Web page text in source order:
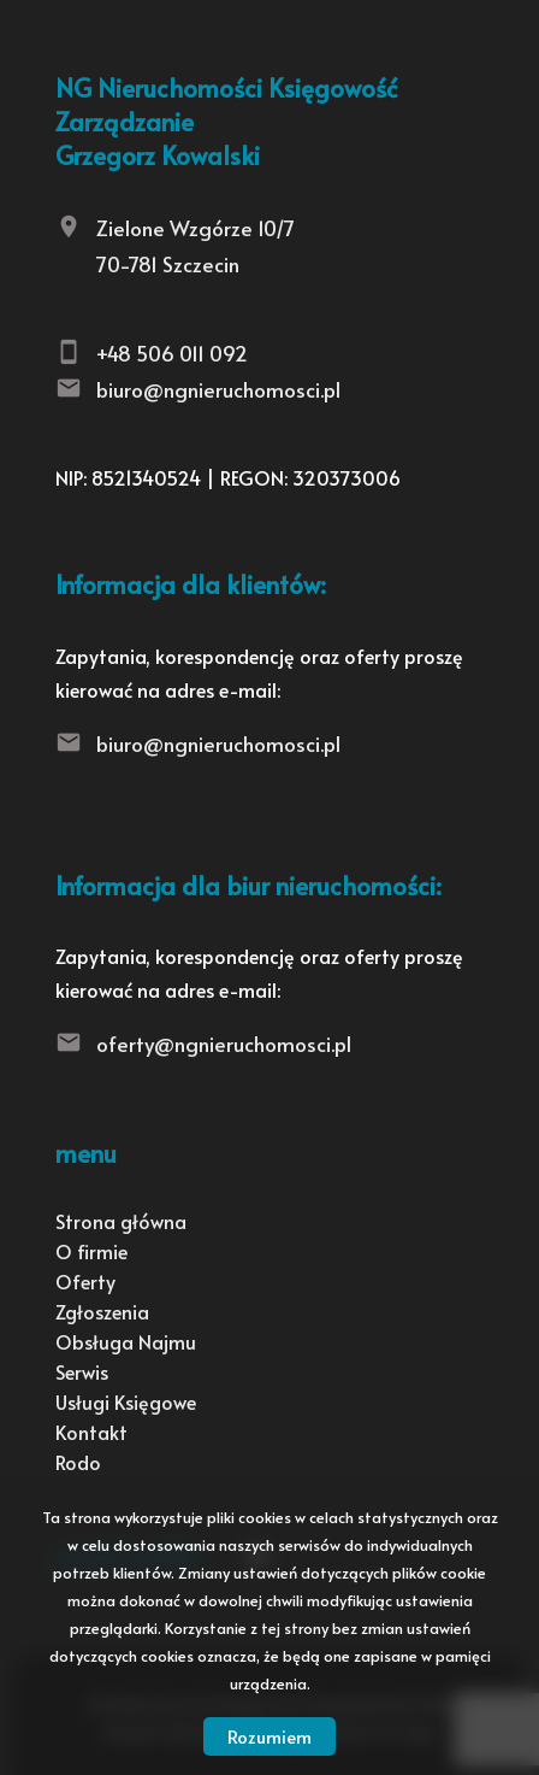
NG Nieruchomości Księgowość
Zarządzanie
Grzegorz Kowalski
Zielone Wzgórze 10/7
70-781 Szczecin
+48 506 011 092
biuro@ngnieruchomosci.pl
NIP: 8521340524 | REGON: 320373006
Informacja dla klientów:
Zapytania, korespondencję oraz oferty proszę
kierować na adres e-mail:
biuro@ngnieruchomosci.pl
Informacja dla biur nieruchomości:
Zapytania, korespondencję oraz oferty proszę
kierować na adres e-mail:
oferty@ngnieruchomosci.pl
menu
Strona główna
O firmie
Oferty
Zgłoszenia
Obsługa Najmu
Serwis
Usługi Księgowe
Kontakt
Rodo
social media Facebook
Program dla biur nieruchomości
Ta strona wykorzystuje pliki cookies w celach statystycznych oraz
w celu dostosowania naszych serwisów do indywidualnych
potrzeb klientów. Zmiany ustawień dotyczących plików cookie
można dokonać w dowolnej chwili modyfikując ustawienia
przeglądarki. Korzystanie z tej strony bez zmian ustawień
dotyczących cookies oznacza, że będą one zapisane w pamięci
urządzenia.
Rozumiem